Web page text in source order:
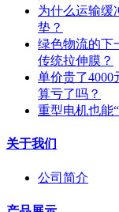
为什么运输缓
垫？
绿色物流的下
传统拉伸膜？
单价贵了
算亏了吗？
重型电机也能
关于我们
公司简介